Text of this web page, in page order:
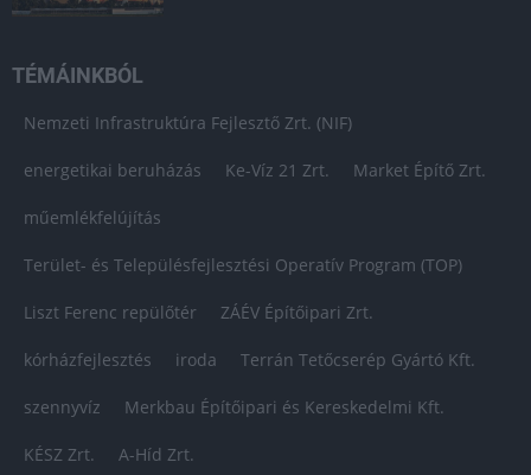
TÉMÁINKBÓL
Nemzeti Infrastruktúra Fejlesztő Zrt. (NIF)
energetikai beruházás Ke-Víz 21 Zrt. Market Építő Zrt.
műemlékfelújítás
Terület- és Településfejlesztési Operatív Program (TOP)
Liszt Ferenc repülőtér ZÁÉV Építőipari Zrt.
kórházfejlesztés iroda Terrán Tetőcserép Gyártó Kft.
szennyvíz Merkbau Építőipari és Kereskedelmi Kft.
KÉSZ Zrt. A-Híd Zrt.